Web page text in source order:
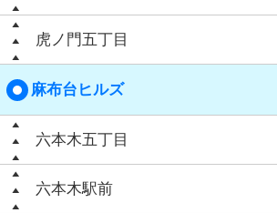
虎ノ門五丁目
麻布台ヒルズ
六本木五丁目
六本木駅前